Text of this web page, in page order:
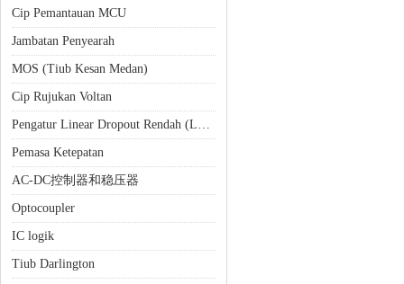
Cip Pemantauan MCU
Jambatan Penyearah
MOS (Tiub Kesan Medan)
Cip Rujukan Voltan
Pengatur Linear Dropout Rendah (LDO)
Pemasa Ketepatan
AC-DC控制器和稳压器
Optocoupler
IC logik
Tiub Darlington